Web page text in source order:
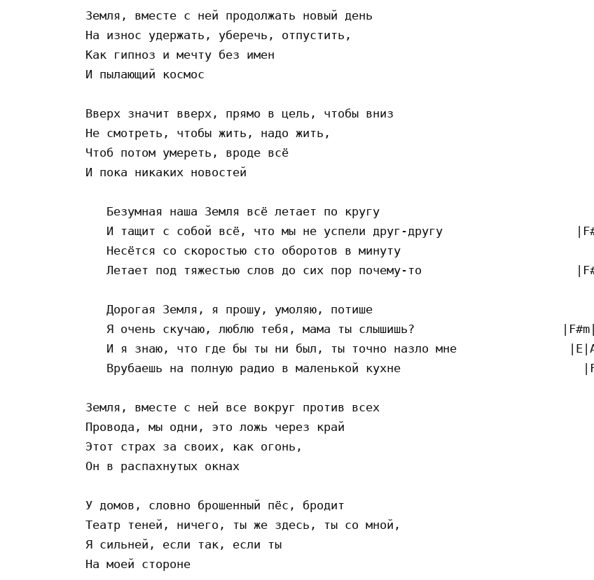
Земля, вместе с ней продолжать новый день
На износ удержать, уберечь, отпустить,
Как гипноз и мечту без имен
И пылающий космос
Вверх значит вверх, прямо в цель, чтобы вниз
Не смотреть, чтобы жить, надо жить,
Чтоб потом умереть, вроде всё
И пока никаких новостей
Безумная наша Земля всё летает по кругу
И тащит с собой всё, что мы не успели друг-другу
Несётся со скоростью сто оборотов в минуту
Летает под тяжестью слов до сих пор почему-то
Дорогая Земля, я прошу, умоляю, потише
Я очень скучаю, люблю тебя, мама ты слышишь?
И я знаю, что где бы ты ни был, ты точно назло мне
Врубаешь на полную радио в маленькой кухне
Земля, вместе с ней все вокруг против всех
Провода, мы одни, это ложь через край
Этот страх за своих, как огонь,
Он в распахнутых окнах
У домов, словно брошенный пёс, бродит
Театр теней, ничего, ты же здесь, ты со мной,
Я сильней, если так, если ты
На моей стороне